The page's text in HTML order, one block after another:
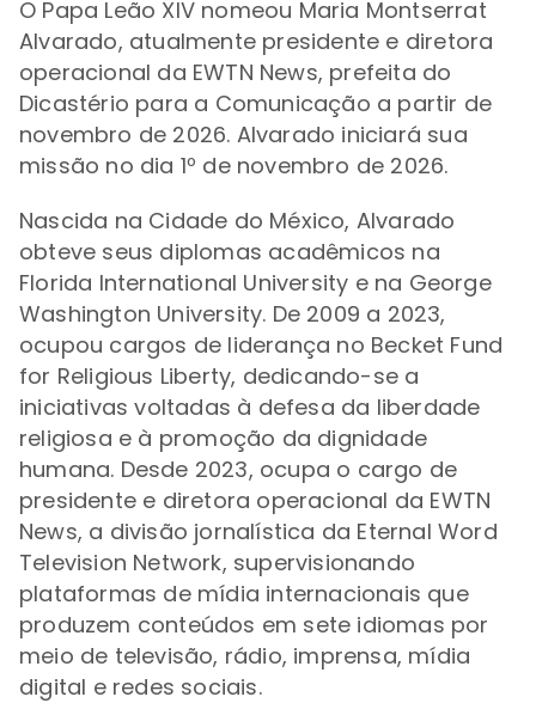
O Papa Leão XIV nomeou Maria Montserrat
Alvarado, atualmente presidente e diretora
operacional da EWTN News, prefeita do
Dicastério para a Comunicação a partir de
novembro de 2026. Alvarado iniciará sua
missão no dia 1º de novembro de 2026.
Nascida na Cidade do México, Alvarado
obteve seus diplomas acadêmicos na
Florida International University e na George
Washington University. De 2009 a 2023,
ocupou cargos de liderança no Becket Fund
for Religious Liberty, dedicando-se a
iniciativas voltadas à defesa da liberdade
religiosa e à promoção da dignidade
humana. Desde 2023, ocupa o cargo de
presidente e diretora operacional da EWTN
News, a divisão jornalística da Eternal Word
Television Network, supervisionando
plataformas de mídia internacionais que
produzem conteúdos em sete idiomas por
meio de televisão, rádio, imprensa, mídia
digital e redes sociais.